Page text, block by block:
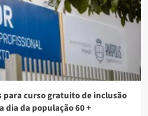
curso gratuito de inclusão
dia da população 60 +